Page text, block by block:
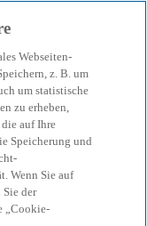
sich
Webseiten-
z. B. um
um statistische
zu erheben,
auf Ihre
Speicherung und
Wenn Sie auf
der
„Cookie-